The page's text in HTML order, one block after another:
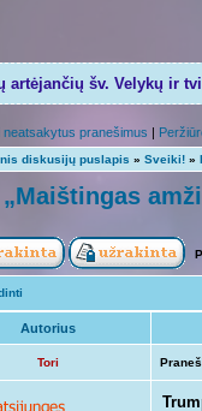
artėjančių šv. Velykų ir
neatsakytus pranešimus |
diskusijų puslapis » Sveiki! »
Autorius
Tori